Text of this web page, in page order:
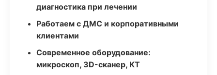
диагностика при лечении
Работаем с ДМС и корпоративными
клиентами
Современное оборудование:
микроскоп, 3D-сканер, КТ